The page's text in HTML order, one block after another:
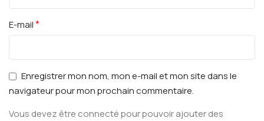
E-mail*
Enregistrer mon nom, mon e-mail et mon site dans le
navigateur pour mon prochain commentaire.
Vous devez être connecté pour pouvoir ajouter des